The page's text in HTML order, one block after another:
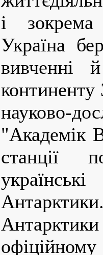
і зокрема
Україна
вивченні
науково-
"Академік
станції